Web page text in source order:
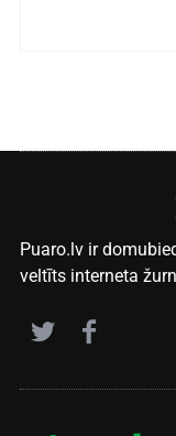
Puaro.lv ir
veltīts interneta